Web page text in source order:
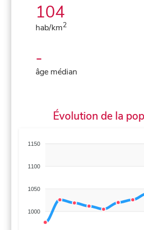
104
hab/km2
-
âge médian
Évolution de la
1150
1100
1050
1000